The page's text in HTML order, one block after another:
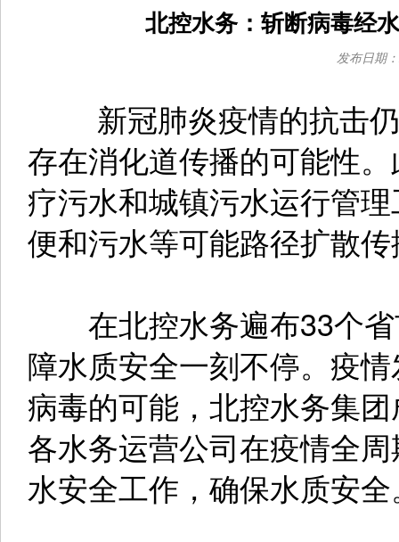
北控水务：斩断病毒经
发布日期
新冠肺炎疫情的抗击仍
存在消化道传播的可能性
疗污水和城镇污水运行管
便和污水等可能路径扩散
在北控水务遍布33个省
障水质安全一刻不停。疫
病毒的可能，北控水务集
各水务运营公司在疫情全
水安全工作，确保水质安